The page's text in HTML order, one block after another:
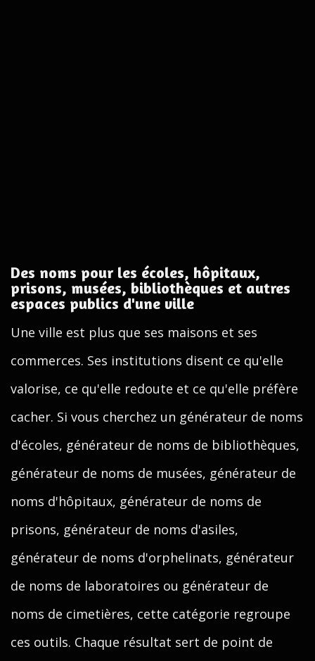
Des noms pour les écoles, hôpitaux,
prisons, musées, bibliothèques et autres
espaces publics d'une ville
Une ville est plus que ses maisons et ses
commerces. Ses institutions disent ce qu'elle
valorise, ce qu'elle redoute et ce qu'elle préfère
cacher. Si vous cherchez un générateur de noms
d'écoles, générateur de noms de bibliothèques,
générateur de noms de musées, générateur de
noms d'hôpitaux, générateur de noms de
prisons, générateur de noms d'asiles,
générateur de noms d'orphelinats, générateur
de noms de laboratoires ou générateur de
noms de cimetières, cette catégorie regroupe
ces outils. Chaque résultat sert de point de